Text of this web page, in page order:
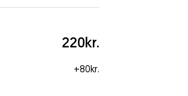
220kr.
+80kr.